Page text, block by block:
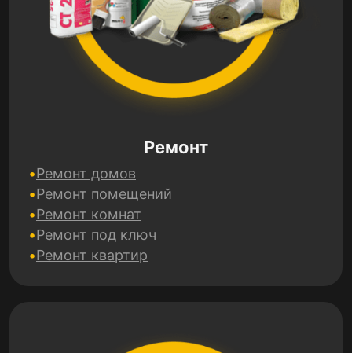
Ремонт
Ремонт домов
Ремонт помещений
Ремонт комнат
Ремонт под ключ
Ремонт квартир